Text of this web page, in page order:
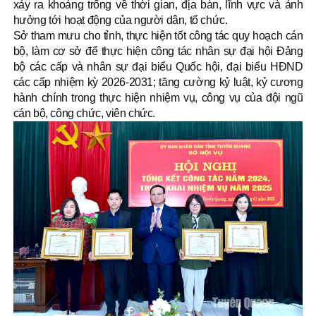
xảy ra khoảng trống về thời gian, địa bàn, lĩnh vực và ảnh
hưởng tới hoạt động của người dân, tổ chức.
Sở tham mưu cho tỉnh, thực hiện tốt công tác quy hoạch cán
bộ, làm cơ sở để thực hiện công tác nhân sự đại hội Đảng
bộ các cấp và nhân sự đại biểu Quốc hội, đại biểu HĐND
các cấp nhiệm kỳ 2026-2031; tăng cường kỷ luật, kỷ cương
hành chính trong thực hiện nhiệm vụ, công vụ của đội ngũ
cán bộ, công chức, viên chức.